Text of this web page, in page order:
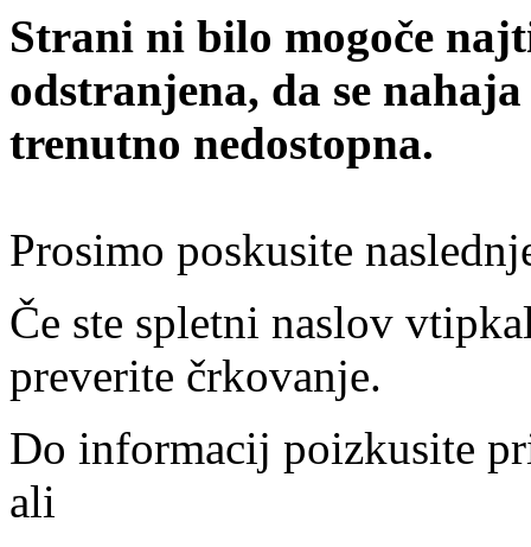
Strani ni bilo mogoče
odstranjena, da se
trenutno nedostopna.
Prosimo poskusite
Če ste spletni naslov
preverite črkovanje.
Do informacij poizkusite
ali